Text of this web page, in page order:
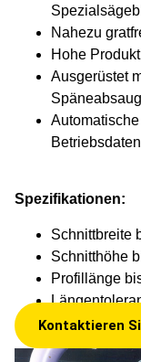
Nahezu
Hohe
Ausgerüstet
Spezifikationen:
Schnittbreite
Schnitthöhe
Profillänge
Kontaktieren